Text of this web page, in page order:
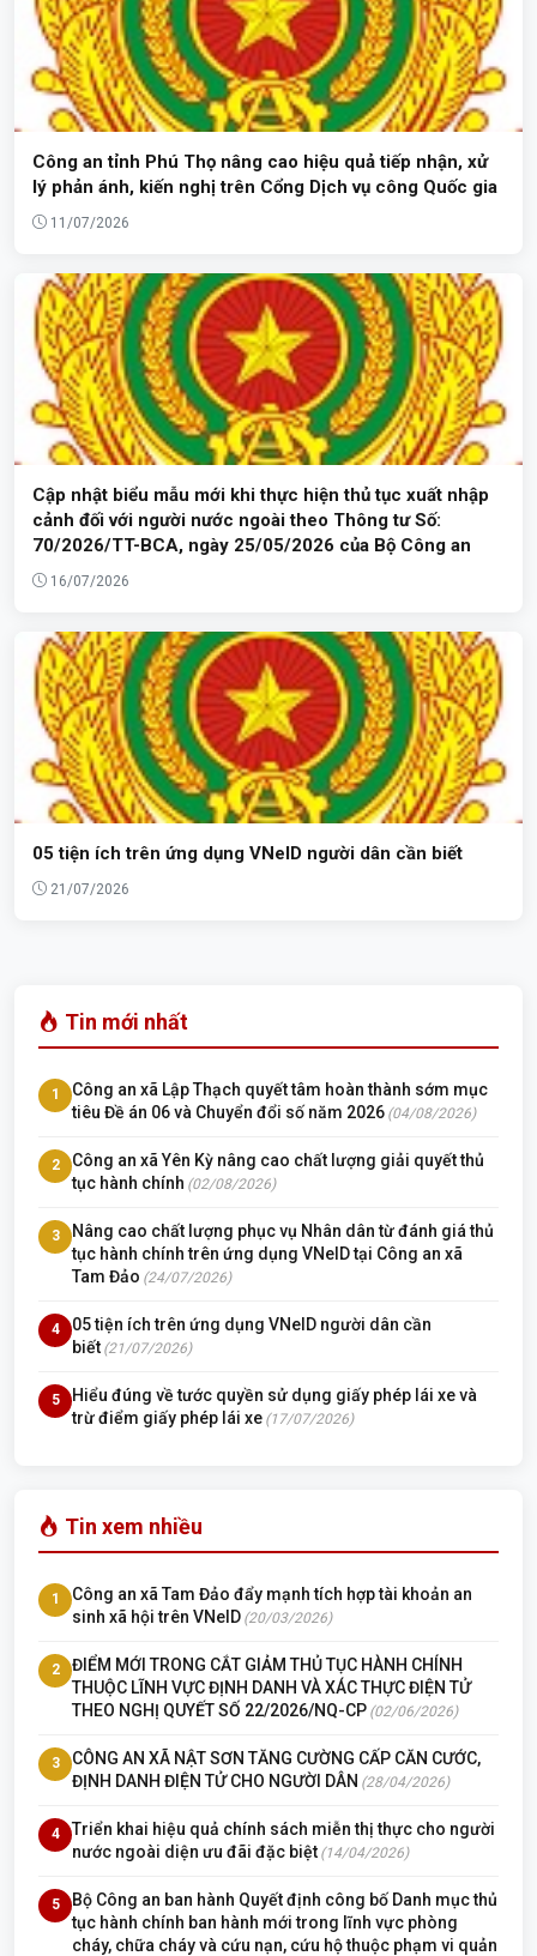
Công an tỉnh Phú Thọ nâng cao hiệu quả tiếp nhận, xử
lý phản ánh, kiến nghị trên Cổng Dịch vụ công Quốc gia
11/07/2026
Cập nhật biểu mẫu mới khi thực hiện thủ tục xuất nhập
cảnh đối với người nước ngoài theo Thông tư Số:
70/2026/TT-BCA, ngày 25/05/2026 của Bộ Công an
16/07/2026
05 tiện ích trên ứng dụng VNeID người dân cần biết
21/07/2026
Tin mới nhất
1
Công an xã Lập Thạch quyết tâm hoàn thành sớm mục
tiêu Đề án 06 và Chuyển đổi số năm 2026 (04/08/2026)
2
Công an xã Yên Kỳ nâng cao chất lượng giải quyết thủ
tục hành chính (02/08/2026)
3
Nâng cao chất lượng phục vụ Nhân dân từ đánh giá thủ
tục hành chính trên ứng dụng VNeID tại Công an xã
Tam Đảo (24/07/2026)
4
05 tiện ích trên ứng dụng VNeID người dân cần
biết (21/07/2026)
5
Hiểu đúng về tước quyền sử dụng giấy phép lái xe và
trừ điểm giấy phép lái xe (17/07/2026)
Tin xem nhiều
1
Công an xã Tam Đảo đẩy mạnh tích hợp tài khoản an
sinh xã hội trên VNeID (20/03/2026)
2
ĐIỂM MỚI TRONG CẮT GIẢM THỦ TỤC HÀNH CHÍNH
THUỘC LĨNH VỰC ĐỊNH DANH VÀ XÁC THỰC ĐIỆN TỬ
THEO NGHỊ QUYẾT SỐ 22/2026/NQ-CP (02/06/2026)
3
CÔNG AN XÃ NẬT SƠN TĂNG CƯỜNG CẤP CĂN CƯỚC,
ĐỊNH DANH ĐIỆN TỬ CHO NGƯỜI DÂN (28/04/2026)
4
Triển khai hiệu quả chính sách miễn thị thực cho người
nước ngoài diện ưu đãi đặc biệt (14/04/2026)
5
Bộ Công an ban hành Quyết định công bố Danh mục thủ
tục hành chính ban hành mới trong lĩnh vực phòng
cháy, chữa cháy và cứu nạn, cứu hộ thuộc phạm vi quản